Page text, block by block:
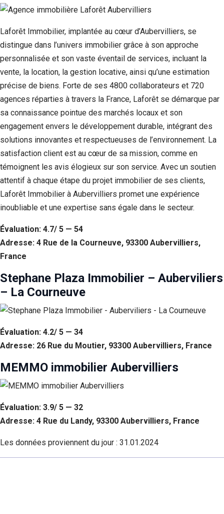
Laforêt Immobilier, implantée au cœur d’Aubervilliers, se
distingue dans l’univers immobilier grâce à son approche
personnalisée et son vaste éventail de services, incluant la
vente, la location, la gestion locative, ainsi qu’une estimation
précise de biens. Forte de ses 4800 collaborateurs et 720
agences réparties à travers la France, Laforêt se démarque par
sa connaissance pointue des marchés locaux et son
engagement envers le développement durable, intégrant des
solutions innovantes et respectueuses de l’environnement. La
satisfaction client est au cœur de sa mission, comme en
témoignent les avis élogieux sur son service. Avec un soutien
attentif à chaque étape du projet immobilier de ses clients,
Laforêt Immobilier à Aubervilliers promet une expérience
inoubliable et une expertise sans égale dans le secteur.
Évaluation: 4.7/ 5 — 54
Adresse: 4 Rue de la Courneuve, 93300 Aubervilliers,
France
Stephane Plaza Immobilier – Auberviliers
– La Courneuve
Évaluation: 4.2/ 5 — 34
Adresse: 26 Rue du Moutier, 93300 Aubervilliers, France
MEMMO immobilier Aubervilliers
Évaluation: 3.9/ 5 — 32
Adresse: 4 Rue du Landy, 93300 Aubervilliers, France
Les données proviennent du jour : 31.01.2024